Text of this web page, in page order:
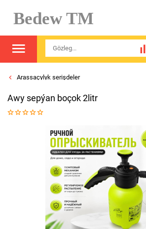
Bedew TM
Arassaçylyk serişdeler
Awy sepýan boçok 2litr